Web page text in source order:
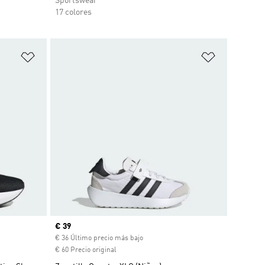
17 colores
Precio actual
€ 39
€ 36 Último precio más bajo
€ 60 Precio original